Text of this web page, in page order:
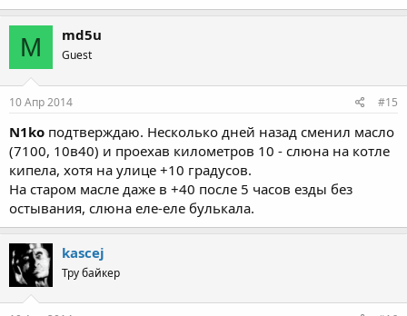
M md5u
Guest
10 Апр 2014 #15
N1ko подтверждаю. Несколько дней назад сменил масло
(7100, 10в40) и проехав километров 10 - слюна на котле
кипела, хотя на улице +10 градусов.
На старом масле даже в +40 после 5 часов езды без
остывания, слюна еле-еле булькала.
kascej
Тру байкер